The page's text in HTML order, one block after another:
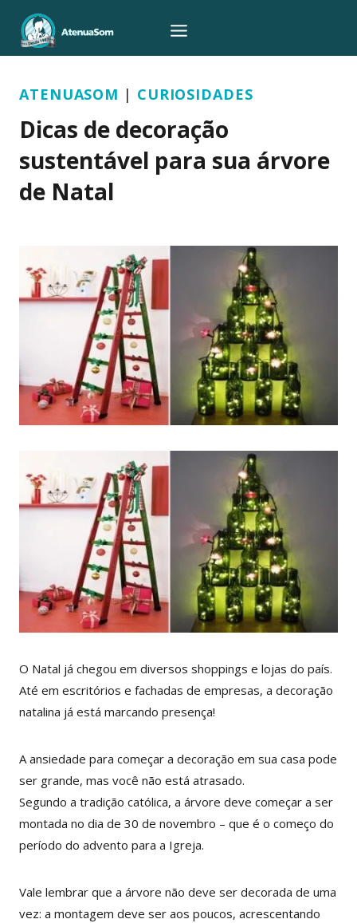
para
o
ATENUASOM | CURIOSIDADES
Dicas de decoração
sustentável para sua árvore
de Natal
O Natal já chegou em diversos shoppings e lojas do país.
Até em escritórios e fachadas de empresas, a decoração
natalina já está marcando presença!
A ansiedade para começar a decoração em sua casa pode
ser grande, mas você não está atrasado.
Segundo a tradição católica, a árvore deve começar a ser
montada no dia de 30 de novembro – que é o começo do
período do advento para a Igreja.
Vale lembrar que a árvore não deve ser decorada de uma
vez: a montagem deve ser aos poucos, acrescentando